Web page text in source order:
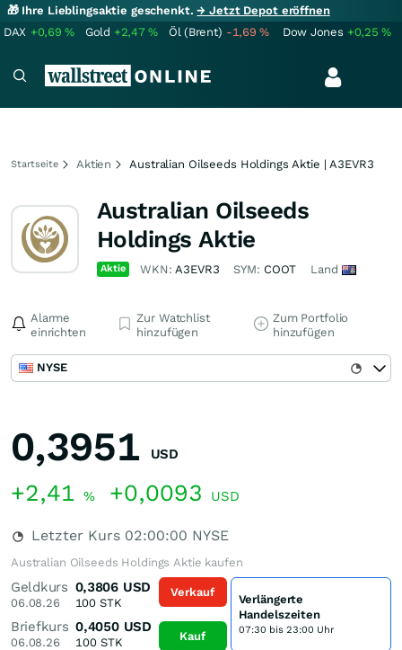
🎁 Ihre Lieblingsaktie geschenkt.→ Jetzt Depot eröffnen
DAX +0,69% Gold +2,47% Öl (Brent) -1,69% Dow Jones +0,25%
Startseite Aktien Australian Oilseeds Holdings Aktie | A3EVR3
Australian Oilseeds
Holdings Aktie
Aktie WKN:A3EVR3 SYM: COOT Land
Alarme
einrichten
Zur Watchlist
hinzufügen
Zum Portfolio
hinzufügen
NYSE
0,3951 USD
+2,41 % +0,0093 USD
Letzter Kurs 02:00:00 NYSE
Australian Oilseeds Holdings Aktie kaufen
Geldkurs
06.08.26
0,3806 USD
100 STK
Briefkurs
06.08.26
0,4050 USD
100STK
Verkauf
Kauf
Verlängerte
Handelszeiten
07:30 bis 23:00 Uhr